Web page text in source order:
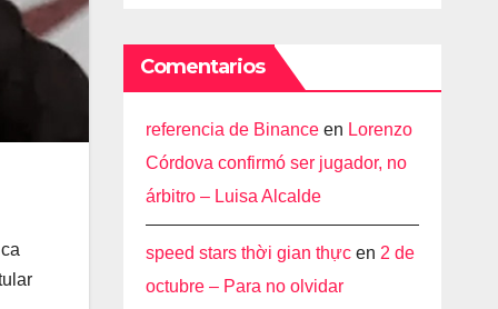
Comentarios
referencia de Binanceen Lorenzo
Córdova confirmó ser jugador, no
árbitro – Luisa Alcalde
speed stars thời gian thựcen 2 de
octubre – Para no olvidar